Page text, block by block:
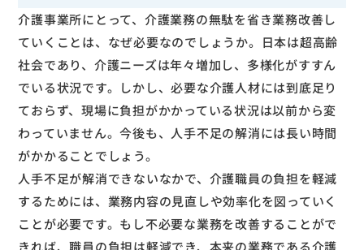
介護事業所にとって、介護業務の無駄を省き業務改善し
ていくことは、なぜ必要なのでしょうか。日本は超高齢
社会であり、介護ニーズは年々増加し、多様化がすすん
でいる状況です。しかし、必要な介護人材には到底足り
ておらず、現場に負担がかかっている状況は以前から変
わっていません。今後も、人手不足の解消には長い時間
がかかることでしょう。
人手不足が解消できないなかで、介護職員の負担を軽減
するためには、業務内容の見直しや効率化を図っていく
ことが必要です。もし不必要な業務を改善することがで
きれば、職員の負担は軽減でき、本来の業務である介護